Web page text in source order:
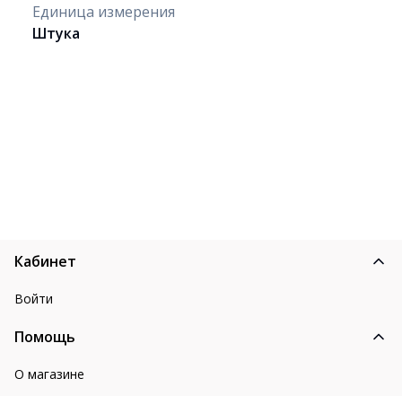
Единица измерения
Штука
Кабинет
Войти
Помощь
О магазине